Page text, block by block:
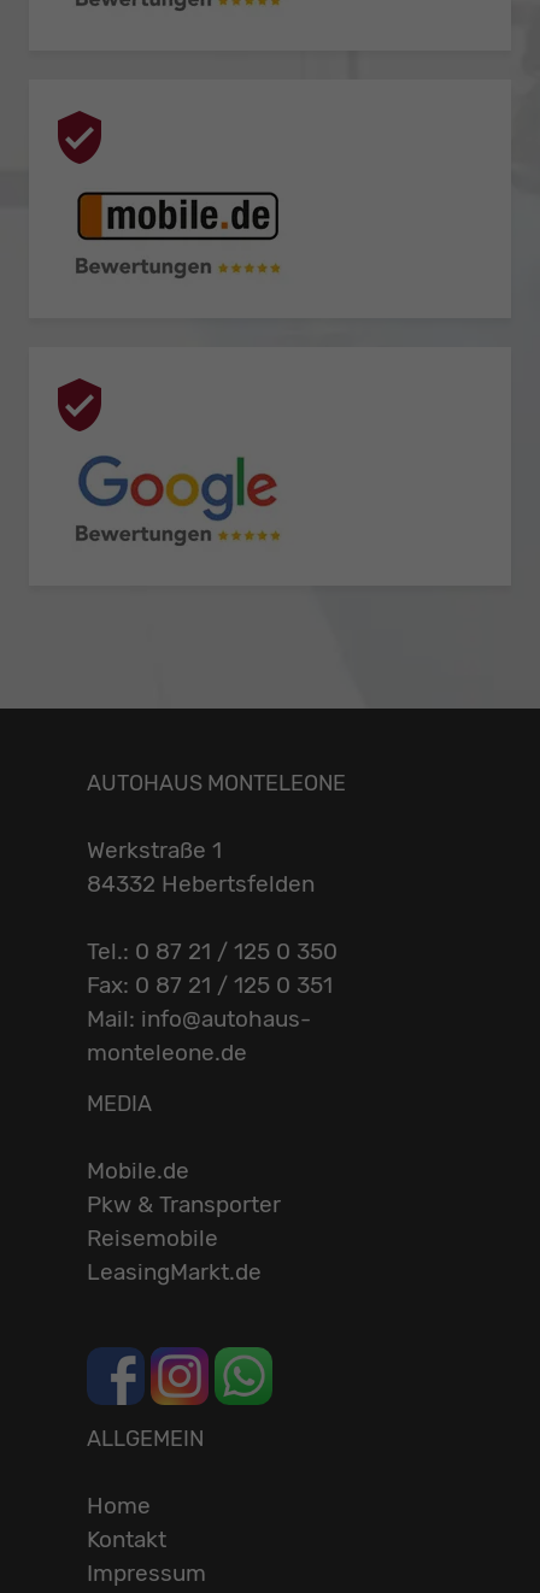
AUTOHAUS MONTELEONE
Werkstraße 1
84332 Hebertsfelden
Tel.: 0 87 21 / 125 0 350
Fax: 0 87 21 / 125 0 351
Mail: info@autohaus-
monteleone.de
MEDIA
Mobile.de
Pkw & Transporter
Reisemobile
LeasingMarkt.de
ALLGEMEIN
Home
Kontakt
Impressum